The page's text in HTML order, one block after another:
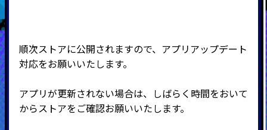
順次ストアに公開されますので、アプリアップデート
対応をお願いいたします。
アプリが更新されない場合は、しばらく時間をおいて
からストアをご確認お願いいたします。